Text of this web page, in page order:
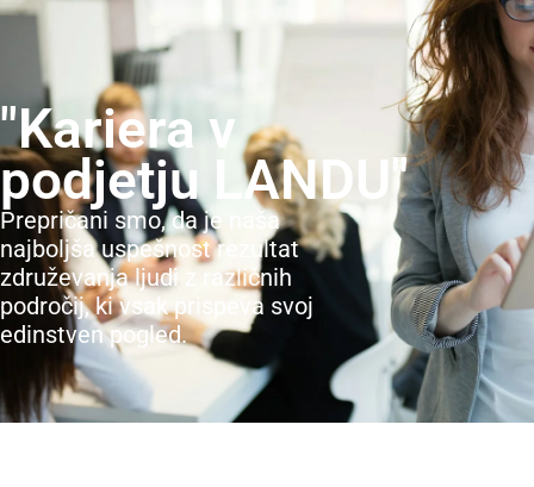
"Kariera v
podjetju LANDU"
Prepričani smo, da je naša
najboljša uspešnost rezultat
združevanja ljudi z različnih
področij, ki vsak prispeva svoj
edinstven pogled.